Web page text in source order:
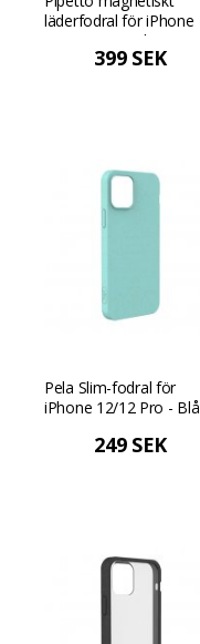
läderfodral för iPhone
12/12 Pro med
magnetiskt fäste och
399 SEK
Pela Slim-fodral för
iPhone 12/12 Pro - Blå
249 SEK